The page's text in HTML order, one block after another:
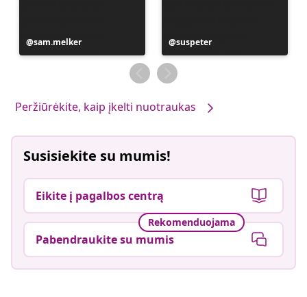
Įrašą
paskelbė
sam.melker
Įrašą
paskelbė
suspeter
Peržiūrėkite, kaip įkelti nuotraukas
Susisiekite su mumis!
Eikite į pagalbos centrą
Rekomenduojama
Pabendraukite su mumis